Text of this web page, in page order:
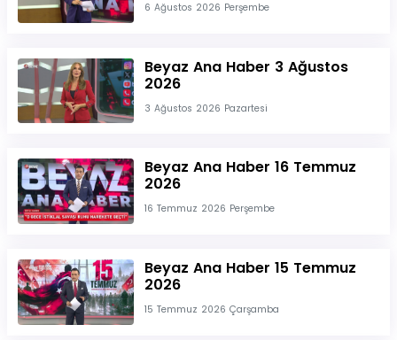
6 Ağustos 2026 Perşembe
Beyaz Ana Haber 3 Ağustos
2026
3 Ağustos 2026 Pazartesi
Beyaz Ana Haber 16 Temmuz
2026
16 Temmuz 2026 Perşembe
Beyaz Ana Haber 15 Temmuz
2026
15 Temmuz 2026 Çarşamba